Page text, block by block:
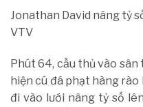
Jonathan David nâng tỷ
VTV
Phút 64, cầu thủ vào
hiện cú đá phạt hàng
đi vào lưới nâng tỷ số